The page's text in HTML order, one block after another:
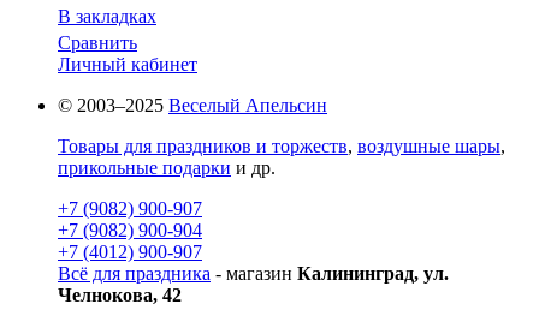
В закладках
Сравнить
Личный кабинет
© 2003–2025 Веселый Апельсин
Товары для праздников и торжеств, воздушные шары,
прикольные подарки и др.
+7 (9082) 900-907
+7 (9082) 900-904
+7 (4012) 900-907
Всё для праздника - магазин Калининград, ул.
Челнокова, 42